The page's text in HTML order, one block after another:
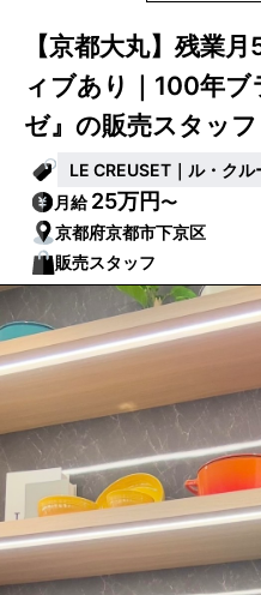
【京都大丸】残業
ィブあり｜100年
ゼ』の販売スタッフ
LE CREUSET｜ル・クル
月給25万円〜
京都府京都市下京区
販売スタッフ